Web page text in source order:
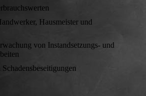
Hausmeister und
von Instandsetzungs- und